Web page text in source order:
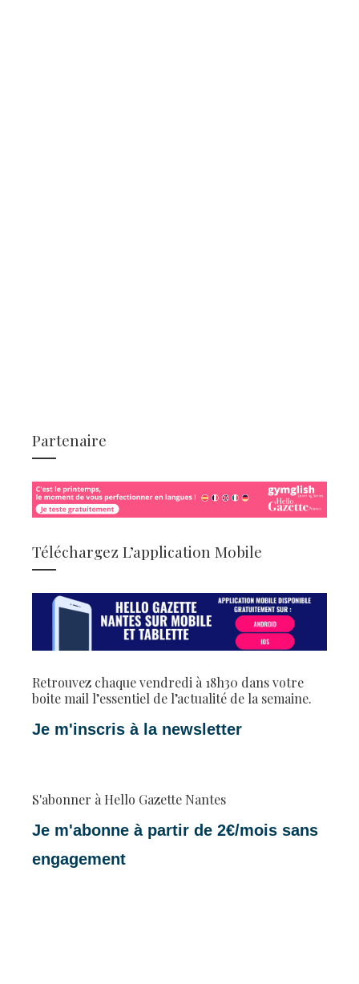
Partenaire
Téléchargez L’application Mobile
Retrouvez chaque vendredi à 18h30 dans votre
boite mail l’essentiel de l’actualité de la semaine.
Je m'inscris à la newsletter
S'abonner à Hello Gazette Nantes
Je m'abonne à partir de 2€/mois sans
engagement